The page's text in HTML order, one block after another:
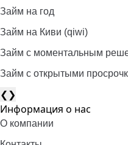
Займ на год
Займ на Киви (qiwi)
Займ c моментальным
Займ с открытыми
❮❯
Информация о нас
О компании